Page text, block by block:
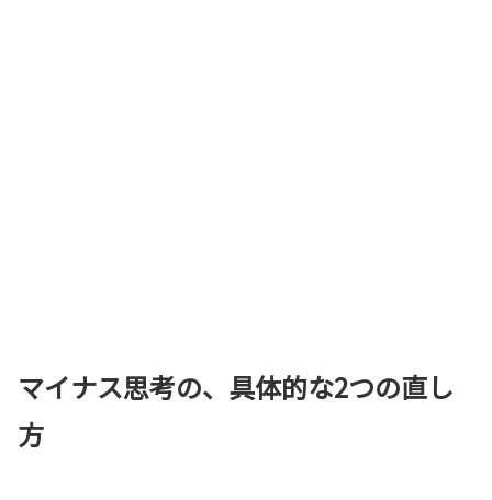
マイナス思考の、具体的な2つの直し
方